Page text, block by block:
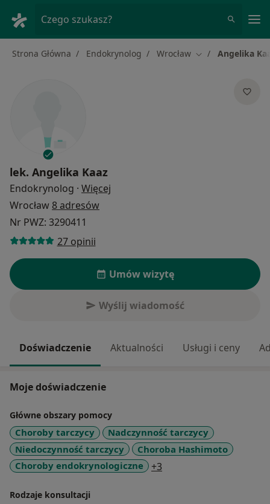
Czego szukasz?
Strona Główna Endokrynolog Wrocław Zmień miasto
Angelika
lek. Angelika Kaaz
Endokrynolog · Więcej
Wrocław 8 adresów
Nr PWZ: 3290411
27 opinii
Umów wizytę
Wyślij wiadomość
Doświadczenie Aktualności Usługi i ceny
Moje doświadczenie
Główne obszary pomocy
Choroby tarczycy
Nadczynność tarczycy
Niedoczynność tarczycy
Choroba Hashimoto
Choroby endokrynologiczne
+3
Rodzaje konsultacji